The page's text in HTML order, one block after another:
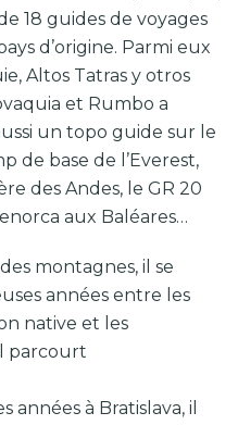
18 guides de voyages
d’origine. Parmi eux
Altos Tatras y otros
et Rumbo a
un topo guide sur le
de base de l’Everest,
des Andes, le GR 20
aux Baléares…
montagnes, il se
années entre les
native et les
parcourt
années à Bratislava, il